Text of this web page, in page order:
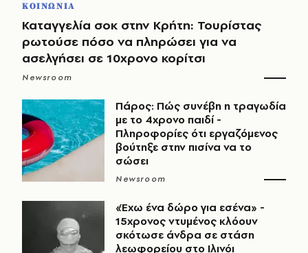
ΚΟΙΝΩΝΙΑ
Καταγγελία σοκ στην Κρήτη: Τουρίστας
ρωτούσε πόσο να πληρώσει για να
ασελγήσει σε 10χρονο κορίτσι
Newsroom
Πάρος: Πώς συνέβη η τραγωδία
με το 4χρονο παιδί -
Πληροφορίες ότι εργαζόμενος
βούτηξε στην πισίνα να το
σώσει
Newsroom
«Έχω ένα δώρο για εσένα» -
15χρονος ντυμένος κλόουν
σκότωσε άνδρα σε στάση
λεωφορείου στο Ιλινόι